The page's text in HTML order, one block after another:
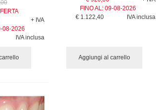
+ IVA
08-2026
IVA inclusa
FINO AL:09-08-2026
IVA inclusa
€ 1.122,40
Aggiungi al carrello